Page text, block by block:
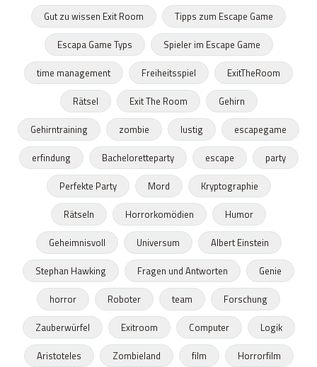
Gut zu wissen Exit Room
Tipps zum Escape Game
Escapa Game Typs
Spieler im Escape Game
time management
Freiheitsspiel
ExitTheRoom
Rätsel
Exit The Room
Gehirn
Gehirntraining
zombie lustig
escapegame
erfindung
Bacheloretteparty escape
party
Perfekte Party
Mord
Kryptographie
Rätseln
Horrorkomödien
Humor
Geheimnisvoll
Universum
Albert Einstein
Stephan Hawking
Fragen und Antworten
Genie
horror
Roboter team
Forschung
Zauberwürfel
Exitroom Computer
Logik
Aristoteles
Zombieland film
Horrorfilm